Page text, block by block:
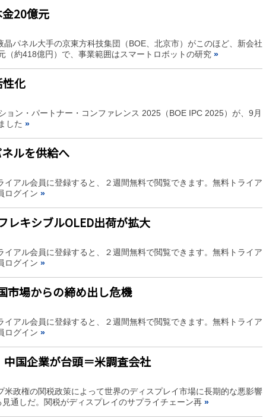
20億元
パネル大手の京東方科技集団（BOE、北京市）がこのほど、新会社
（約418億円）で、事業範囲はスマートロボットの研究 »
性化
ン・パートナー・コンファレンス 2025（BOE IPC 2025）が、9月
した »
ルを供給へ
アル会員に登録すると、２週間無料で閲覧できます。無料トライア
ログイン »
キシブルOLED出荷が拡大
アル会員に登録すると、２週間無料で閲覧できます。無料トライア
ログイン »
市場からの締め出し危機
アル会員に登録すると、２週間無料で閲覧できます。無料トライア
ログイン »
国企業が台頭＝米調査会社
政権の関税政策によって世界のディスプレイ市場に長期的な悪影響
通しだ。関税がディスプレイのサプライチェーン再 »